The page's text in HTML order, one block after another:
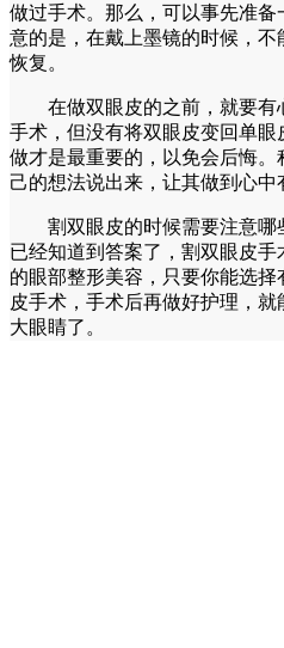
做过手术。那么，可以事先准
意的是，在戴上墨镜的时候，
恢复。
在做双眼皮的之前，就要有
手术，但没有将双眼皮变回单
做才是最重要的，以免会后悔
己的想法说出来，让其做到心中
割双眼皮的时候需要注意哪
已经知道到答案了，割双眼皮
的眼部整形美容，只要你能选
皮手术，手术后再做好护理，
大眼睛了。